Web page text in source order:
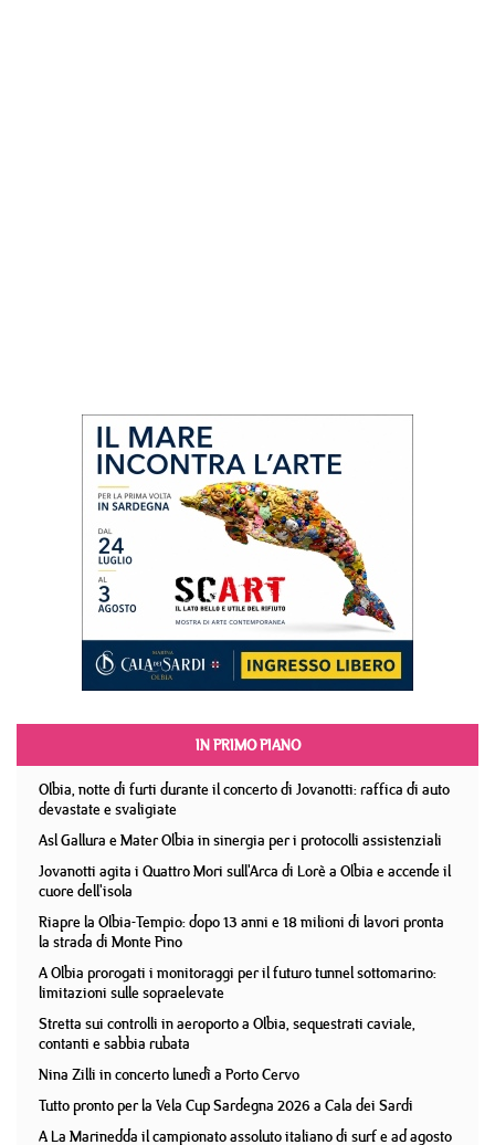
IN PRIMO PIANO
Olbia, notte di furti durante il concerto di Jovanotti: raffica di auto
devastate e svaligiate
Asl Gallura e Mater Olbia in sinergia per i protocolli assistenziali
Jovanotti agita i Quattro Mori sull'Arca di Lorè a Olbia e accende il
cuore dell'isola
Riapre la Olbia-Tempio: dopo 13 anni e 18 milioni di lavori pronta
la strada di Monte Pino
A Olbia prorogati i monitoraggi per il futuro tunnel sottomarino:
limitazioni sulle sopraelevate
Stretta sui controlli in aeroporto a Olbia, sequestrati caviale,
contanti e sabbia rubata
Nina Zilli in concerto lunedì a Porto Cervo
Tutto pronto per la Vela Cup Sardegna 2026 a Cala dei Sardi
A La Marinedda il campionato assoluto italiano di surf e ad agosto